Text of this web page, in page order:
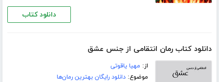
دانلود کتاب
دانلود کتاب رمان انتقامی از جنس عشق
از: مهیا یاقوتی
موضوع:دانلود رایگان بهترین رمان‌ها